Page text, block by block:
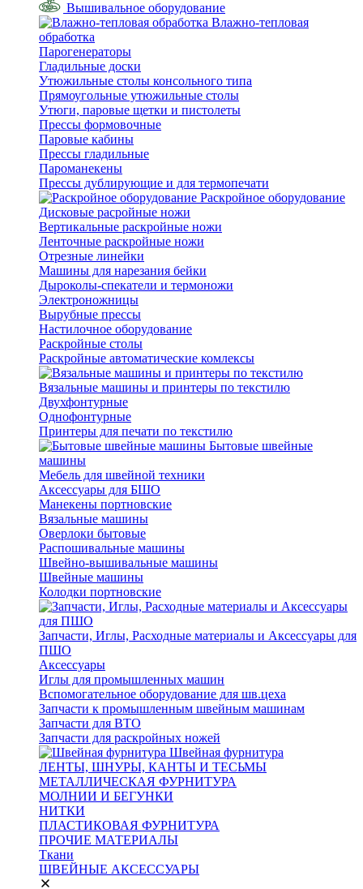
Вышивальное оборудование
Влажно-тепловая
обработка
Парогенераторы
Гладильные доски
Утюжильные столы консольного типа
Прямоугольные утюжильные столы
Утюги, паровые щетки и пистолеты
Прессы формовочные
Паровые кабины
Прессы гладильные
Пароманекены
Прессы дублирующие и для термопечати
Раскройное оборудование
Дисковые расройные ножи
Вертикальные раскройные ножи
Ленточные раскройные ножи
Отрезные линейки
Машины для нарезания бейки
Дыроколы-спекатели и термоножи
Электроножницы
Вырубные прессы
Настилочное оборудование
Раскройные столы
Раскройные автоматические комлексы
Вязальные машины и принтеры по текстилю
Двухфонтурные
Однофонтурные
Принтеры для печати по текстилю
Бытовые швейные
машины
Мебель для швейной техники
Аксессуары для БШО
Манекены портновские
Вязальные машины
Оверлоки бытовые
Распошивальные машины
Швейно-вышивальные машины
Швейные машины
Колодки портновские
Запчасти, Иглы, Расходные материалы и Аксессуары для
ПШО
Аксессуары
Иглы для промышленных машин
Вспомогательное оборудование для шв.цеха
Запчасти к промышленным швейным машинам
Запчасти для ВТО
Запчасти для раскройных ножей
Швейная фурнитура
ЛЕНТЫ, ШНУРЫ, КАНТЫ И ТЕСЬМЫ
МЕТАЛЛИЧЕСКАЯ ФУРНИТУРА
МОЛНИИ И БЕГУНКИ
НИТКИ
ПЛАСТИКОВАЯ ФУРНИТУРА
ПРОЧИЕ МАТЕРИАЛЫ
Ткани
ШВЕЙНЫЕ АКСЕССУАРЫ